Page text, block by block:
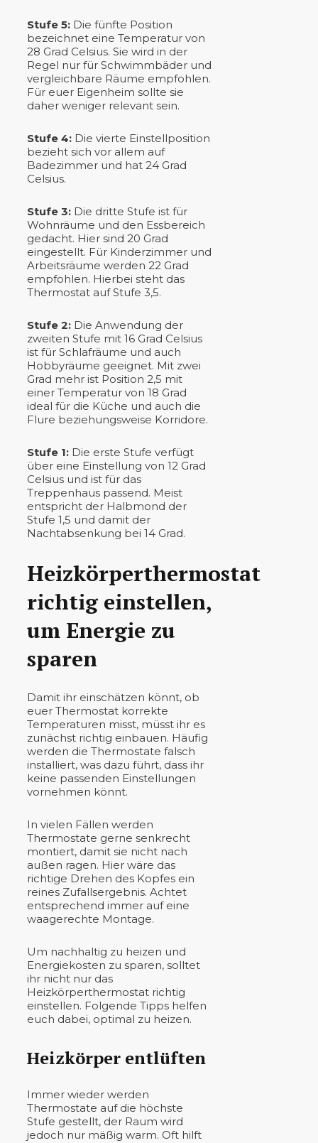
Stufe 5: Die fünfte Position
bezeichnet eine Temperatur von
28 Grad Celsius. Sie wird in der
Regel nur für Schwimmbäder und
vergleichbare Räume empfohlen.
Für euer Eigenheim sollte sie
daher weniger relevant sein.
Stufe 4: Die vierte Einstellposition
bezieht sich vor allem auf
Badezimmer und hat 24 Grad
Celsius.
Stufe 3: Die dritte Stufe ist für
Wohnräume und den Essbereich
gedacht. Hier sind 20 Grad
eingestellt. Für Kinderzimmer und
Arbeitsräume werden 22 Grad
empfohlen. Hierbei steht das
Thermostat auf Stufe 3,5.
Stufe 2: Die Anwendung der
zweiten Stufe mit 16 Grad Celsius
ist für Schlafräume und auch
Hobbyräume geeignet. Mit zwei
Grad mehr ist Position 2,5 mit
einer Temperatur von 18 Grad
ideal für die Küche und auch die
Flure beziehungsweise Korridore.
Stufe 1: Die erste Stufe verfügt
über eine Einstellung von 12 Grad
Celsius und ist für das
Treppenhaus passend. Meist
entspricht der Halbmond der
Stufe 1,5 und damit der
Nachtabsenkung bei 14 Grad.
Heizkörperthermostat
richtig einstellen,
um Energie zu
sparen
Damit ihr einschätzen könnt, ob
euer Thermostat korrekte
Temperaturen misst, müsst ihr es
zunächst richtig einbauen. Häufig
werden die Thermostate falsch
installiert, was dazu führt, dass ihr
keine passenden Einstellungen
vornehmen könnt.
In vielen Fällen werden
Thermostate gerne senkrecht
montiert, damit sie nicht nach
außen ragen. Hier wäre das
richtige Drehen des Kopfes ein
reines Zufallsergebnis. Achtet
entsprechend immer auf eine
waagerechte Montage.
Um nachhaltig zu heizen und
Energiekosten zu sparen, solltet
ihr nicht nur das
Heizkörperthermostat richtig
einstellen. Folgende Tipps helfen
euch dabei, optimal zu heizen.
Heizkörper entlüften
Immer wieder werden
Thermostate auf die höchste
Stufe gestellt, der Raum wird
jedoch nur mäßig warm. Oft hilft